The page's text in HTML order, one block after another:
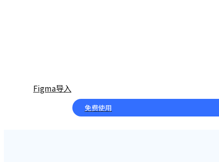
Figma导入
免费使用